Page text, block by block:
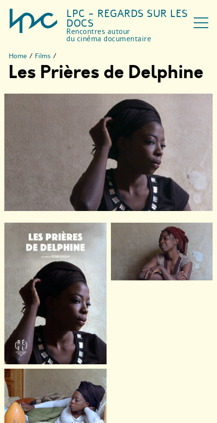
LPC - REGARDS SUR LES
DOCS
Rencontres autour
du cinéma documentaire
Home / Films /
Les Prières de Delphine